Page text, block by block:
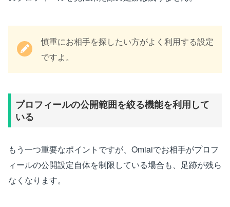
慎重にお相手を探したい方がよく利用する設定
ですよ。
プロフィールの公開範囲を絞る機能を利用して
いる
もう一つ重要なポイントですが、Omiaiでお相手がプロフ
ィールの公開設定自体を制限している場合も、足跡が残ら
なくなります。